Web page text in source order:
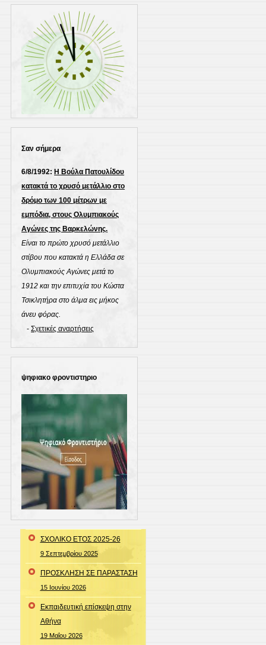
Σαν σήμερα
6/8/1992: Η Βούλα Πατουλίδου
κατακτά το χρυσό μετάλλιο στο
δρόμο των 100 μέτρων με
εμπόδια, στους Ολυμπιακούς
Αγώνες της Βαρκελώνης.
Είναι το πρώτο χρυσό μετάλλιο
στίβου που κατακτά η Ελλάδα σε
Ολυμπιακούς Αγώνες μετά το
1912 και την επιτυχία του Κώστα
Τσικλητήρα στο άλμα εις μήκος
άνευ φόρας.
-Σχετικές αναρτήσεις
ψηφιακο φροντιστηριο
ΣΧΟΛΙΚΟ ΕΤΟΣ 2025-26
9 Σεπτεμβρίου 2025
ΠΡΟΣΚΛΗΣΗ ΣΕ ΠΑΡΑΣΤΑΣΗ
15 Ιουνίου 2026
Εκπαιδευτική επίσκεψη στην
Αθήνα
19 Μαΐου 2026